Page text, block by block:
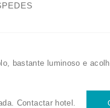
bastante luminoso e
Contactar hotel.